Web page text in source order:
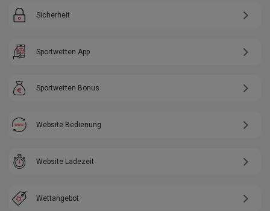
Sicherheit
Sportwetten App
Sportwetten Bonus
Website Bedienung
Website Ladezeit
Wettangebot